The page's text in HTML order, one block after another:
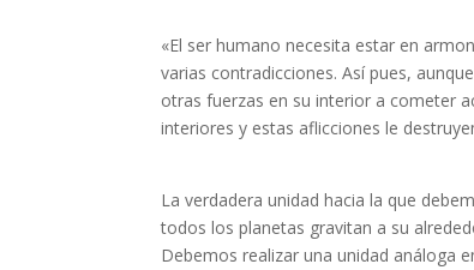
«El ser humano necesita estar en
varias contradicciones. Así pues,
otras fuerzas en su interior a cometer
interiores y estas aflicciones le
La verdadera unidad hacia la que
todos los planetas gravitan a su
Debemos realizar una unidad análoga